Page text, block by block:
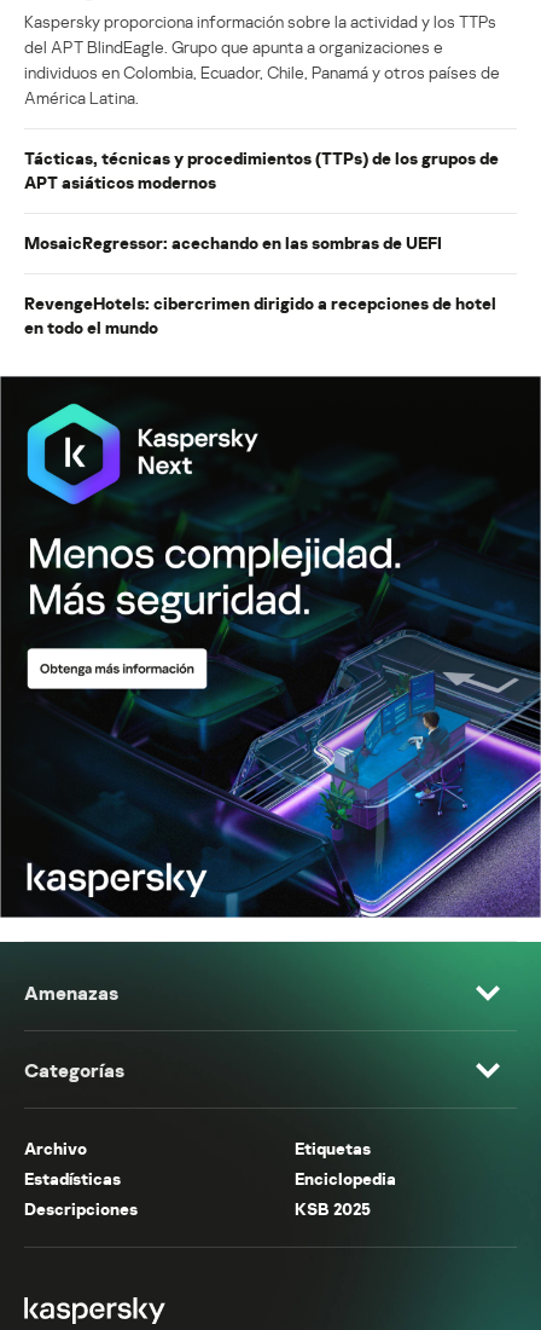
Kaspersky proporciona información sobre la actividad y los TTPs
del APT BlindEagle. Grupo que apunta a organizaciones e
individuos en Colombia, Ecuador, Chile, Panamá y otros países de
América Latina.
Tácticas, técnicas y procedimientos (TTPs) de los grupos de
APT asiáticos modernos
MosaicRegressor: acechando en las sombras de UEFI
RevengeHotels: cibercrimen dirigido a recepciones de hotel
en todo el mundo
Amenazas
Categorías
Archivo
Etiquetas
Estadísticas
Enciclopedia
Descripciones
KSB 2025